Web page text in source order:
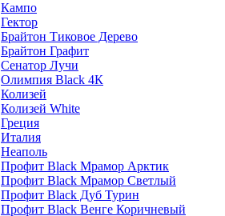
Кампо
Гектор
Брайтон Тиковое Дерево
Брайтон Графит
Сенатор Лучи
Олимпия Black 4К
Колизей
Колизей White
Греция
Италия
Неаполь
Профит Black Мрамор Арктик
Профит Black Мрамор Светлый
Профит Black Дуб Турин
Профит Black Венге Коричневый